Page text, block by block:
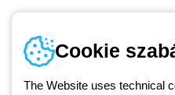
Telefonszám
Hétfőtől-péntekig: 8.00-16.30
1 951 3194
Cookie
The Website uses technical